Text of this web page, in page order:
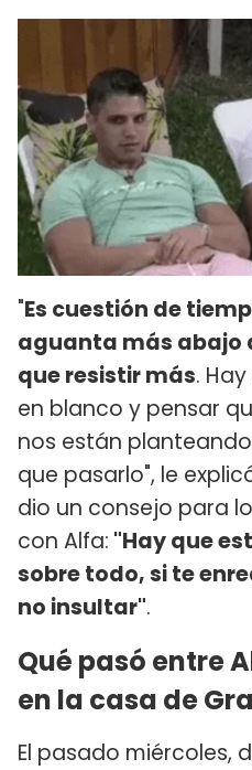
"Es cuestión de
aguanta más abajo
que resistir más.
en blanco y pensar
nos están
que pasarlo", le
dio un consejo para
con Alfa: "Hay que
sobre todo, si te
no insultar".
Qué pasó entre
en la casa de
El pasado miércoles,